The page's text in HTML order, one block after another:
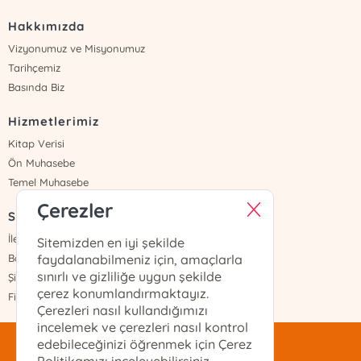
Hakkımızda
Vizyonumuz ve Misyonumuz
Tarihçemiz
Basında Biz
Hizmetlerimiz
Kitap Verisi
Ön Muhasebe
Temel Muhasebe
Sayfalar
İletişim
Banka Hesapları
Şifremi Unuttum
Fiyat Listesi
mentis@mentis.com.tr
Çerezler
Sitemizden en iyi şekilde
faydalanabilmeniz için, amaçlarla
sınırlı ve gizliliğe uygun şekilde
çerez konumlandırmaktayız.
Çerezleri nasıl kullandığımızı
incelemek ve çerezleri nasıl kontrol
edebileceğinizi öğrenmek için Çerez